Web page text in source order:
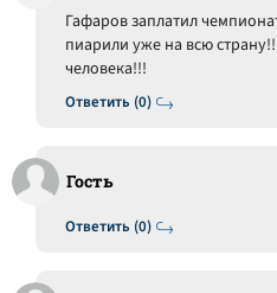
Ответить (0)
Гафаров заплатил
пиарили уже на всю
человека!!!
Гость
Ответить (0)